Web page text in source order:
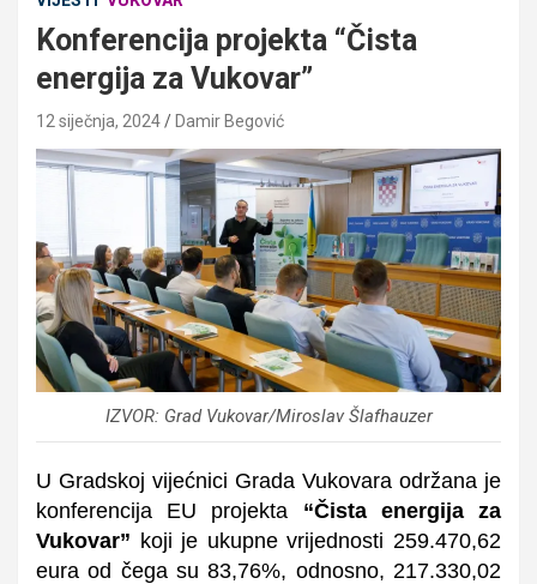
Konferencija projekta “Čista
energija za Vukovar”
12 siječnja, 2024 Damir Begović
IZVOR: Grad Vukovar/Miroslav Šlafhauzer
U Gradskoj vijećnici Grada Vukovara održana je
konferencija EU projekta “Čista energija za
Vukovar” koji je ukupne vrijednosti 259.470,62
eura od čega su 83,76%, odnosno, 217.330,02